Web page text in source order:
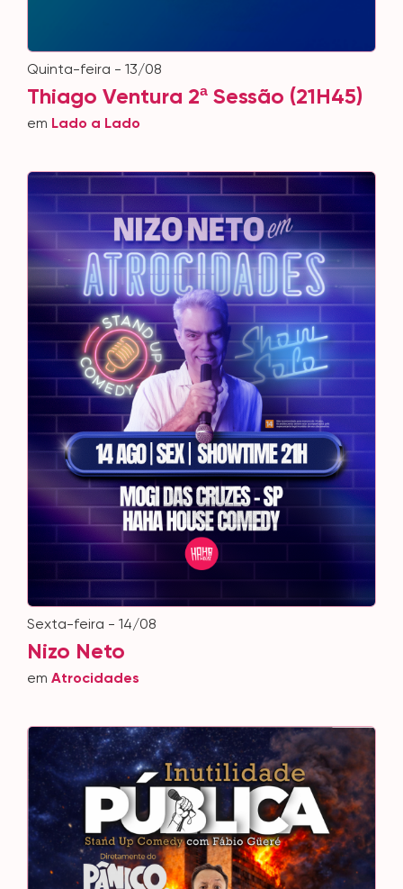
quinta-feira - 13/08
Thiago Ventura 2ª Sessão (21H45)
em Lado a Lado
sexta-feira - 14/08
Nizo Neto
em Atrocidades